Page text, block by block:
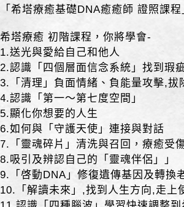
「希塔療癒基礎DNA癒癒師 證照課
希塔療癒 初階課程，你將學會-
1.送光與愛給自己和他人
2.認識「四個層面信念系統」找到瑕
3.「清理」負面情緒、負能量攻擊,拔
4.認識「第一～第七度空間」
5.顯化你想要的人生
6.如何與「守護天使」連接與對話
7.「靈魂碎片」清洗與召回，療癒受
8.吸引及辨認自己的「靈魂伴侶」」
9.「啓動DNA」修復遺傳基因及轉換
10.「解讀未來」,找到人生方向,走上